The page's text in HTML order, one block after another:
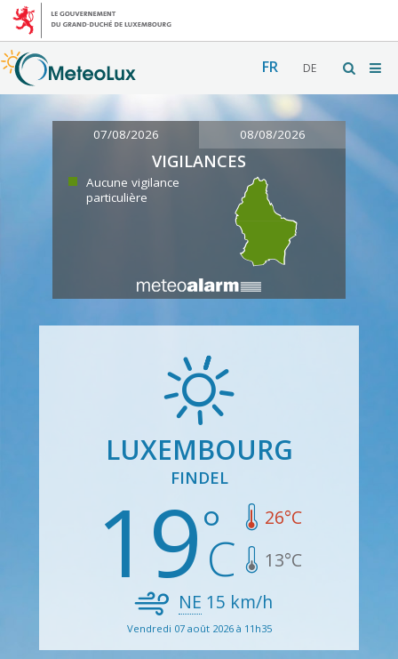
FR DE
07/08/2026 08/08/2026
VIGILANCES
Aucune vigilance
particulière
LUXEMBOURG
FINDEL
19 26°C
13°C
NE 15 km/h
Vendredi 07 août 2026 à 11h35